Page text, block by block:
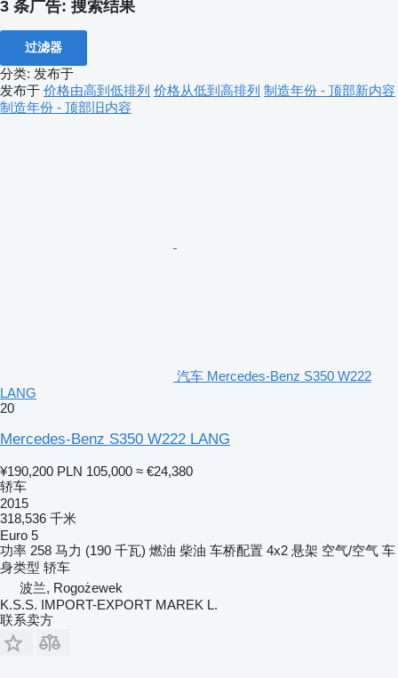
3 条广告: 搜索结果
过滤器
分类: 发布于
发布于 价格由高到低排列 价格从低到高排列 制造年份 - 顶部新内容
制造年份 - 顶部旧内容
汽车 Mercedes-Benz S350 W222
LANG
20
Mercedes-Benz S350 W222 LANG
¥190,200 PLN 105,000 ≈ €24,380
轿车
2015
318,536 千米
Euro 5
功率 258 马力 (190 千瓦) 燃油 柴油 车桥配置 4x2 悬架 空气/空气 车
身类型 轿车
波兰, Rogożewek
K.S.S. IMPORT-EXPORT MAREK L.
联系卖方